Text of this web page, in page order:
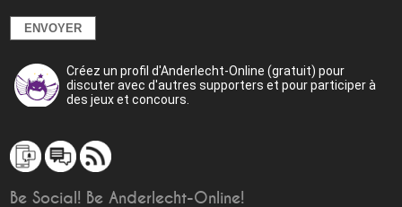
Créez un profil d'Anderlecht-Online (gratuit) pour
discuter avec d'autres supporters et pour participer à
des jeux et concours.
Be Social! Be Anderlecht-Online!